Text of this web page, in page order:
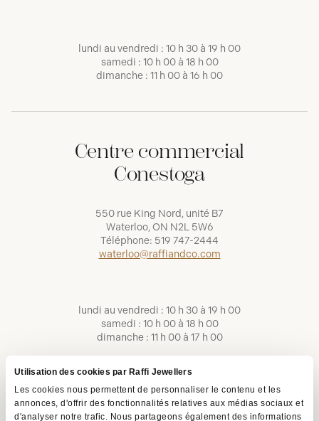
Utilisation des cookies par Raffi Jewellers
Les cookies nous permettent de personnaliser le contenu et les
annonces, d'offrir des fonctionnalités relatives aux médias sociaux et
d'analyser notre trafic. Nous partageons également des informations
lundi au vendredi : 10 h 30 à 19 h 00
samedi : 10 h 00 à 18 h 00
dimanche : 11 h 00 à 16 h 00
Centre commercial
Conestoga
550 rue King Nord, unité B7
Waterloo, ON N2L 5W6
Téléphone: 519 747-2444
waterloo@raffiandco.com
lundi au vendredi : 10 h 30 à 19 h 00
samedi : 10 h 00 à 18 h 00
dimanche : 11 h 00 à 17 h 00